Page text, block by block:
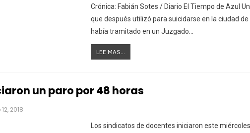
Crónica: Fabián Sotes / Diario El Tiempo de Azul
que después utilizó para suicidarse en la ciudad
había tramitado en un Juzgado…
LEE MAS...
un paro por 48 horas
2018
Los sindicatos de docentes iniciaron este